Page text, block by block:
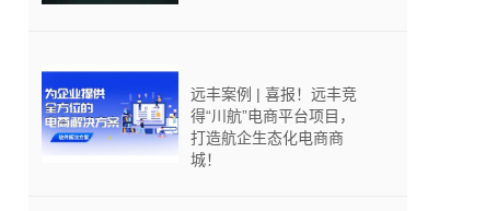
远丰案例 | 喜报！远丰竞
得“川航”电商平台项目，
打造航企生态化电商商
城！